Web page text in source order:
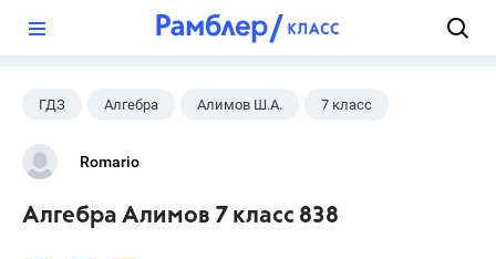
ГДЗ Алгебра Алимов Ш.А. 7 класс
Romario
Алгебра Алимов 7 класс 838